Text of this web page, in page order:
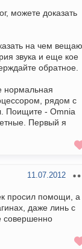
можете доказать
на чем
звука и еще кое
обратное.
нормальная
рядом с
Поищите - Omnia
Первый я
11.07.2012
просил помощи, а
даже линь с
совершенно